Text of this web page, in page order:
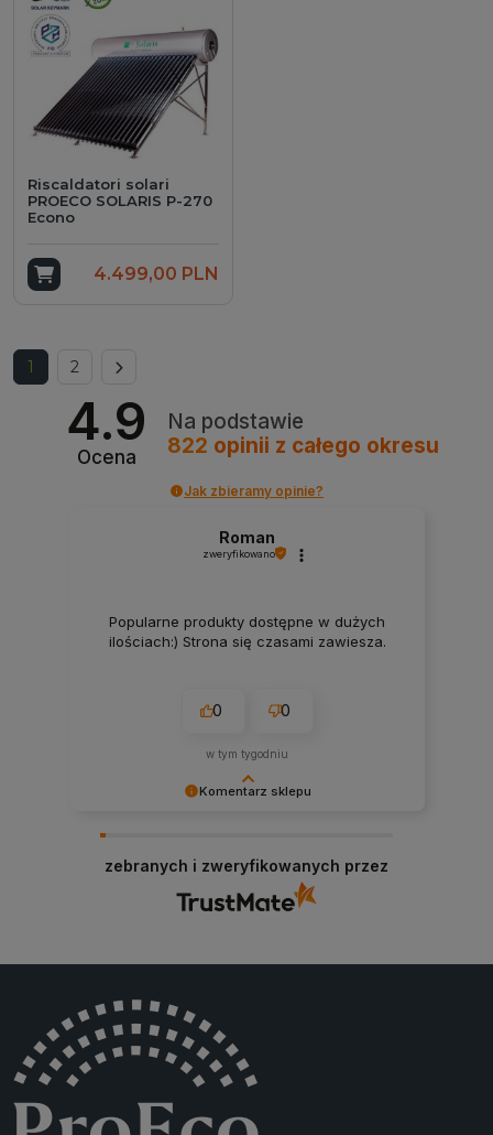
Riscaldatori solari
PROECO SOLARIS P-270
Econo
Add to cart
4.499,00 PLN
1 2 Next
4.9
Ocena
Na podstawie
822 opinii z całego okresu
Jak zbieramy opinie?
Komentarz sklepu
oczekiwania. Zapraszamy ponownie!
Roman
zweryfikowano
Popularne produkty dostępne w dużych
ilościach:) Strona się czasami zawiesza.
0 0
w tym tygodniu
zebranych i zweryfikowanych przez